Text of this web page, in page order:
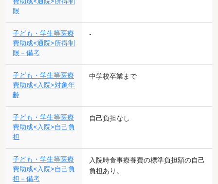
限
子ども・学生等医療
費助成<通院>所得制
限－備考
-
子ども・学生等医療
費助成<入院>対象年
齢
中学校卒業まで
子ども・学生等医療
費助成<入院>自己負
担
自己負担なし
子ども・学生等医療
費助成<入院>自己負
担－備考
入院時食事療養費の標準負担額の自己
負担あり。